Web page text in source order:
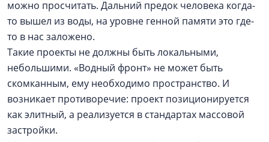
можно просчитать. Дальний предок человека когда-
то вышел из воды, на уровне генной памяти это где-
то в нас заложено.
Такие проекты не должны быть локальными,
небольшими. «Водный фронт» не может быть
скомканным, ему необходимо пространство. И
возникает противоречие: проект позиционируется
как элитный, а реализуется в стандартах массовой
застройки.